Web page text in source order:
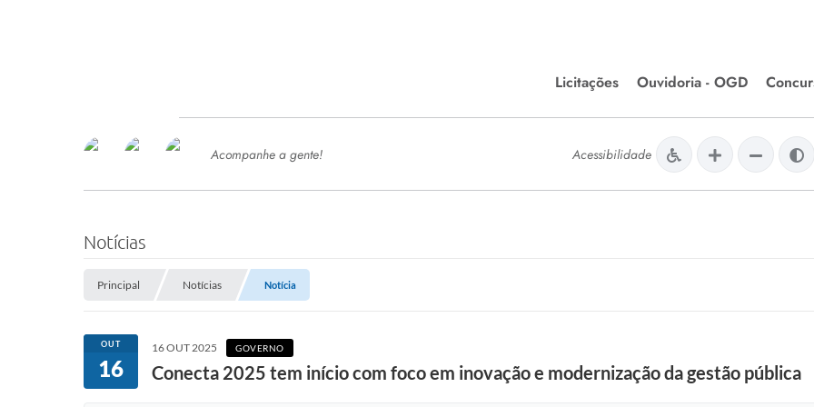
Licitações
Editais de Licitações
Chamamentos Públicos
Ouvidoria - OGD
SERVIÇOS
SEMED
Processo de Contratação -
Concursos e Processos Seletivos
Esporte
Meio Ambiente
Diário Oficial
Acompanhe a gente! Acessibilidade
Notícias
Principal Notícias Notícia
OUT
16
16 OUT 2025 GOVERNO
Conecta 2025 tem início com foco em inovação e modernização da gestão pública